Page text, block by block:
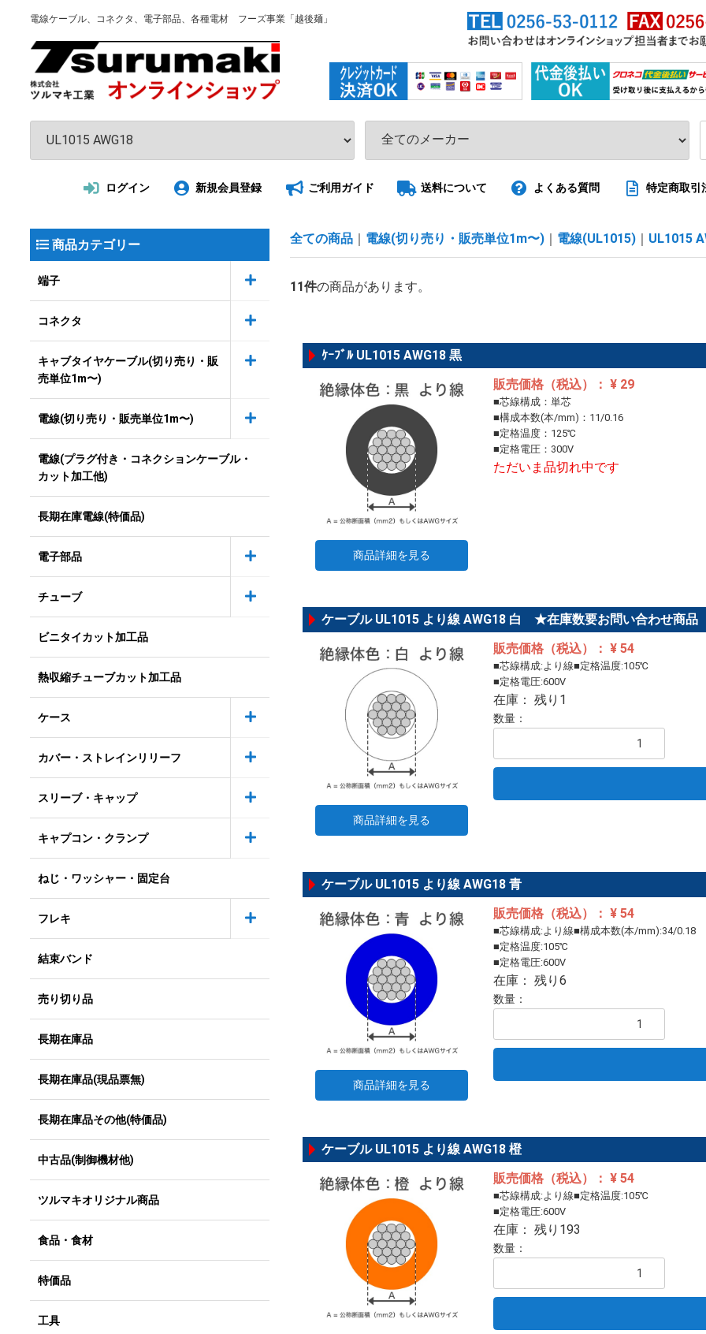
電線ケーブル、コネクタ、電子部品、各種電材 フーズ事業「越後麺」
ログイン 新規会員登録 ご利用ガイド 送料について よくある質問 特定商取引
商品カテゴリー
端子
コネクタ
キャブタイヤケーブル(切り売り・販
売単位1m〜)
電線(切り売り・販売単位1m〜)
電線(プラグ付き・コネクションケーブル・
カット加工他)
長期在庫電線(特価品)
電子部品
チューブ
ビニタイカット加工品
熱収縮チューブカット加工品
ケース
カバー・ストレインリリーフ
スリーブ・キャップ
キャプコン・クランプ
ねじ・ワッシャー・固定台
フレキ
結束バンド
売り切り品
長期在庫品
長期在庫品(現品票無)
長期在庫品その他(特価品)
中古品(制御機材他)
ツルマキオリジナル商品
食品・食材
特価品
工具
全ての商品 電線(切り売り・販売単位1m〜) 電線(UL1015) UL1015
11件の商品があります。
ｹｰﾌﾞﾙ UL1015 AWG18 黒
商品詳細を見る
販売価格（税込）： ¥ 29
■芯線構成：単芯
■構成本数(本/mm)：11/0.16
■定格温度：125℃
■定格電圧：300V
ただいま品切れ中です
ケーブル UL1015 より線 AWG18 白 ★在庫数要お問い合わせ商品
商品詳細を見る
販売価格（税込）： ¥ 54
■芯線構成:より線■定格温度:105℃
■定格電圧:600V
在庫： 残り1
数量：
ケーブル UL1015 より線 AWG18 青
商品詳細を見る
販売価格（税込）： ¥ 54
■芯線構成:より線■構成本数(本/mm):34/0.18
■定格温度:105℃
■定格電圧:600V
在庫： 残り6
数量：
ケーブル UL1015 より線 AWG18 橙
販売価格（税込）： ¥ 54
■芯線構成:より線■定格温度:105℃
■定格電圧:600V
在庫： 残り193
数量：